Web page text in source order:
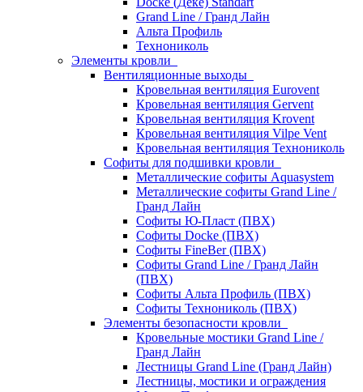
Grand Line / Гранд Лайн
Альта Профиль
Технониколь
Элементы кровли
Вентиляционные выходы
Кровельная вентиляция Eurovent
Кровельная вентиляция Gervent
Кровельная вентиляция Krovent
Кровельная вентиляция Vilpe Vent
Кровельная вентиляция Технониколь
Cофиты для подшивки кровли
Металлические софиты Aquasystem
Металлические софиты Grand Line /
Гранд Лайн
Софиты Ю-Пласт (ПВХ)
Софиты Docke (ПВХ)
Софиты FineBer (ПВХ)
Софиты Grand Line / Гранд Лайн
(ПВХ)
Софиты Альта Профиль (ПВХ)
Софиты Технониколь (ПВХ)
Элементы безопасности кровли
Кровельные мостики Grand Line /
Гранд Лайн
Лестницы Grand Line (Гранд Лайн)
Лестницы, мостики и ограждения